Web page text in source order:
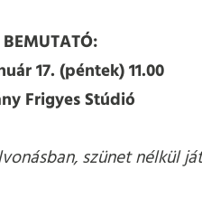
BEMUTATÓ:
17. (péntek) 11.00
Frigyes Stúdió
szünet nélkül